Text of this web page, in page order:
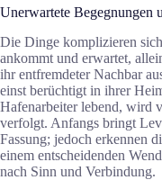
Unerwartete Begegnungen
Die Dinge komplizieren
ankommt und erwartet,
ihr entfremdeter Nachbar
einst berüchtigt in ihrer
Hafenarbeiter lebend, wird
verfolgt. Anfangs bringt
Fassung; jedoch erkennen
einem entscheidenden
nach Sinn und Verbindung.